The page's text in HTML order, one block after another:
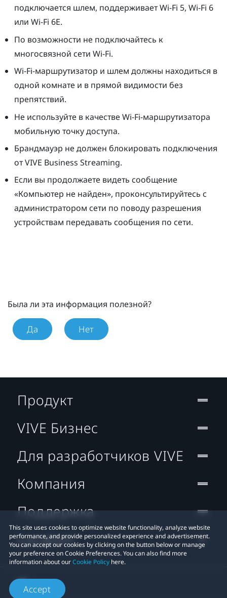
подключается шлем, поддерживает Wi-Fi 5, Wi-Fi 6
или Wi-Fi 6E.
По возможности не подключайтесь к
многосвязной сети Wi-Fi.
Wi-Fi-маршрутизатор и шлем должны находиться в
одной комнате и в прямой видимости без
препятствий.
Не используйте в качестве Wi-Fi-маршрутизатора
мобильную точку доступа.
Брандмауэр не должен блокировать подключения
отVIVE Business Streaming.
Если вы продолжаете видеть сообщение
«Компьютер не найден», проконсультируйтесь с
администратором сети по поводу разрешения
устройствам передавать сообщения по сети.
Была ли эта информация полезной?
Да Нет
This site uses cookies to optimize website functionality, analyze website
performance, and provide personalized experience and advertisement.
You can accept our cookies by clicking on the button below or manage
your preference on Cookie Preferences. You can also find more
information about ourCookie Policy here.
Accept
Продукт
VIVE Бизнес
Для разработчиков VIVE
Компания
Поддержка
Location